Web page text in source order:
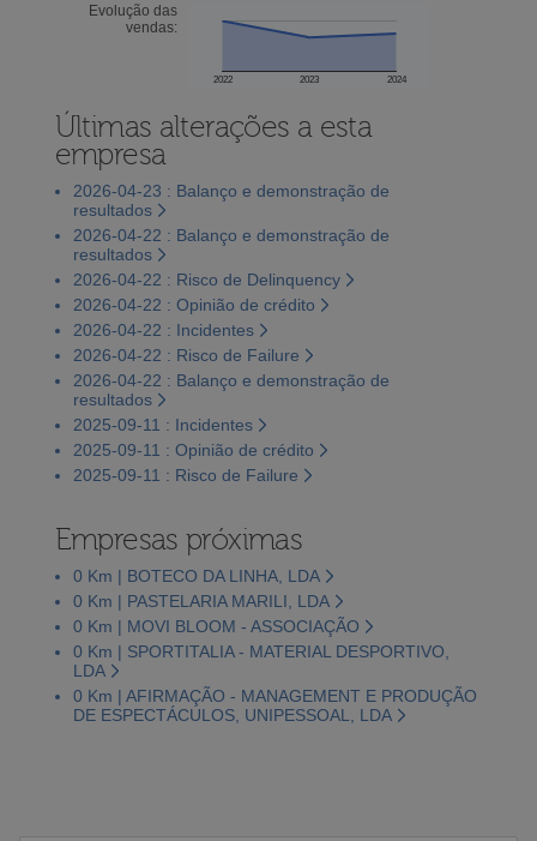
Evolução das
vendas:
2022 2023 2024
Últimas alterações a esta
empresa
2026-04-23 : Balanço e demonstração de
resultados
2026-04-22 : Balanço e demonstração de
resultados
2026-04-22 : Risco de Delinquency
2026-04-22 : Opinião de crédito
2026-04-22 : Incidentes
2026-04-22 : Risco de Failure
2026-04-22 : Balanço e demonstração de
resultados
2025-09-11 : Incidentes
2025-09-11 : Opinião de crédito
2025-09-11 : Risco de Failure
Empresas próximas
0 Km | BOTECO DA LINHA, LDA
0 Km | PASTELARIA MARILI, LDA
0 Km | MOVI BLOOM - ASSOCIAÇÃO
0 Km | SPORTITALIA - MATERIAL DESPORTIVO,
LDA
0 Km | AFIRMAÇÃO - MANAGEMENT E PRODUÇÃO
DE ESPECTÁCULOS, UNIPESSOAL, LDA